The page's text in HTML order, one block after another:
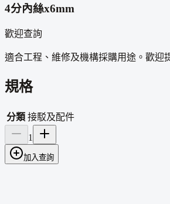
4分內絲x6mm
歡迎查詢
適合工程、維修及機構採購用途。歡迎
規格
分類 接駁及配件
1
加入查詢